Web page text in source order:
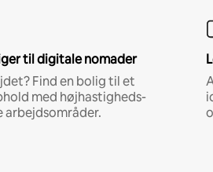
til digitale nomader
Find en bolig til et
med højhastigheds-